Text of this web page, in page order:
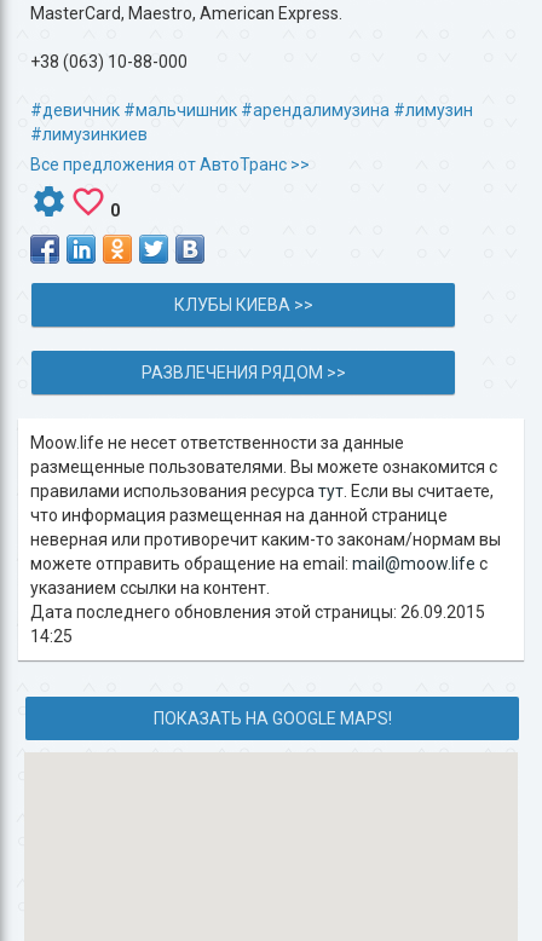
MasterCard, Maestro, American Express.
+38 (063) 10-88-000
#девичник #мальчишник #арендалимузина #лимузин
#лимузинкиев
Все предложения от АвтоТранс >>
0
КЛУБЫ КИЕВА >>
РАЗВЛЕЧЕНИЯ РЯДОМ >>
Moow.life не несет ответственности за данные
размещенные пользователями. Вы можете ознакомится с
правилами использования ресурса тут . Если вы считаете,
что информация размещенная на данной странице
неверная или противоречит каким-то законам/нормам вы
можете отправить обращение на email: mail@moow.life c
указанием ссылки на контент.
Дата последнего обновления этой страницы: 26.09.2015
14:25
ПОКАЗАТЬ НА GOOGLE MAPS!